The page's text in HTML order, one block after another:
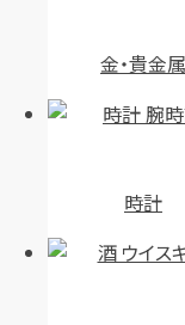
金・貴金属
時計